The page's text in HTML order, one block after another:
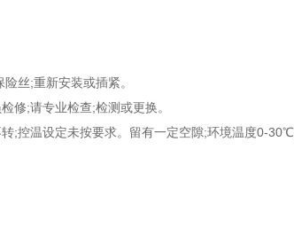
险丝;重新安装或插紧。
修;请专业检查;检测或更换。
;控温设定未按要求。留有一定空隙;环境温度0-30℃